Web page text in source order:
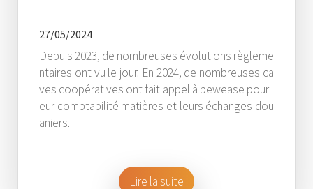
27/05/2024
Depuis 2023, de nombreuses évolutions règleme
ntaires ont vu le jour. En 2024, de nombreuses ca
ves coopératives ont fait appel à bewease pour l
eur comptabilité matières et leurs échanges dou
aniers.
Lire la suite